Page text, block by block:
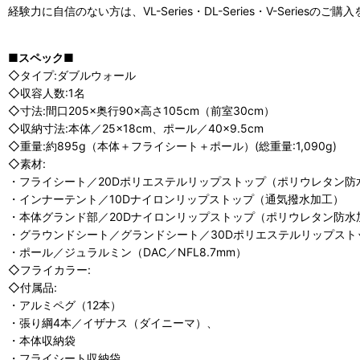
経験力に自信のない方は、VL-Series・DL-Series・V-Seriesのご購入
■スペック■
◇タイプ:ダブルウォール
◇収容人数:1名
◇寸法:間口205×奥行90×高さ105cm（前室30cm）
◇収納寸法:本体／25×18cm、ポール／40×9.5cm
◇重量:約895g（本体＋フライシート＋ポール）(総重量:1,090g)
◇素材:
・フライシート／20Dポリエステルリップストップ（ポリウレタン防
・インナーテント／10Dナイロンリップストップ（通気撥水加工）
・本体グランド部／20Dナイロンリップストップ（ポリウレタン防水
・グラウンドシート／グランドシート／30Dポリエステルリップス
・ポール／ジュラルミン（DAC／NFL8.7mm）
◇フライカラー:
◇付属品:
・アルミペグ（12本）
・張り綱4本／イザナス（ダイニーマ）、
・本体収納袋